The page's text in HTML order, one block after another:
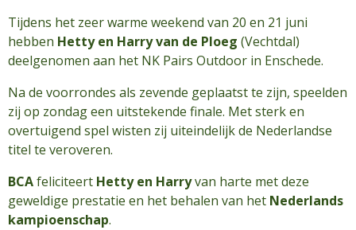
Tijdens het zeer warme weekend van 20 en 21 juni
hebben Hetty en Harry van de Ploeg (Vechtdal)
deelgenomen aan het NK Pairs Outdoor in Enschede.
Na de voorrondes als zevende geplaatst te zijn, speelden
zij op zondag een uitstekende finale. Met sterk en
overtuigend spel wisten zij uiteindelijk de Nederlandse
titel te veroveren.
BCAfeliciteert Hetty en Harryvan harte met deze
geweldige prestatie en het behalen van het Nederlands
kampioenschap.